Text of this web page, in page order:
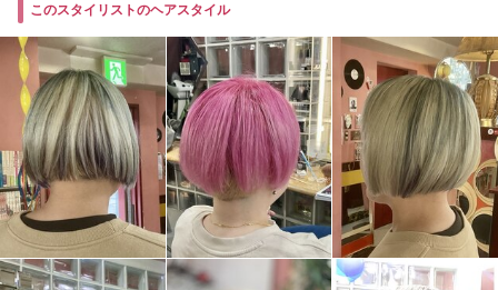
このスタイリストのヘアスタイル